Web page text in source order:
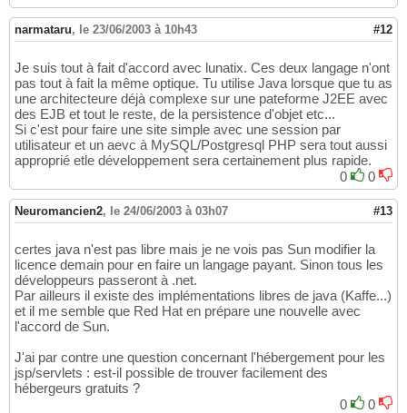
narmataru, le 23/06/2003 à 10h43 #12
Je suis tout à fait d'accord avec lunatix. Ces deux langage n'ont
pas tout à fait la même optique. Tu utilise Java lorsque que tu as
une architecteure déjà complexe sur une pateforme J2EE avec
des EJB et tout le reste, de la persistence d'objet etc...
Si c'est pour faire une site simple avec une session par
utilisateur et un aevc à MySQL/Postgresql PHP sera tout aussi
approprié etle développement sera certainement plus rapide.
0
0
Neuromancien2, le 24/06/2003 à 03h07 #13
certes java n'est pas libre mais je ne vois pas Sun modifier la
licence demain pour en faire un langage payant. Sinon tous les
développeurs passeront à .net.
Par ailleurs il existe des implémentations libres de java (Kaffe...)
et il me semble que Red Hat en prépare une nouvelle avec
l'accord de Sun.
J'ai par contre une question concernant l'hébergement pour les
jsp/servlets : est-il possible de trouver facilement des
hébergeurs gratuits ?
0
0